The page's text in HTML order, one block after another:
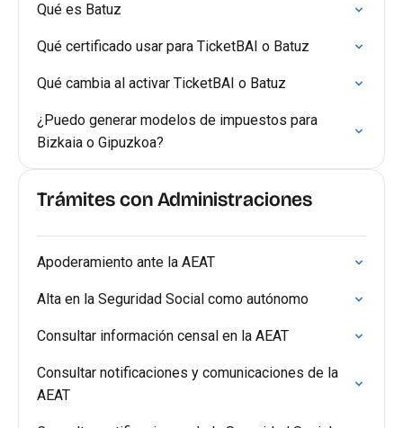
Qué es Batuz
Qué certificado usar para TicketBAI o Batuz
Qué cambia al activar TicketBAI o Batuz
¿Puedo generar modelos de impuestos para
Bizkaia o Gipuzkoa?
Trámites con Administraciones
Apoderamiento ante la AEAT
Alta en la Seguridad Social como autónomo
Consultar información censal en la AEAT
Consultar notificaciones y comunicaciones de la
AEAT